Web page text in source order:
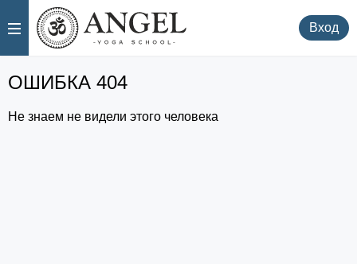
. Вход
ОШИБКА 404
Не знаем не видели этого человека